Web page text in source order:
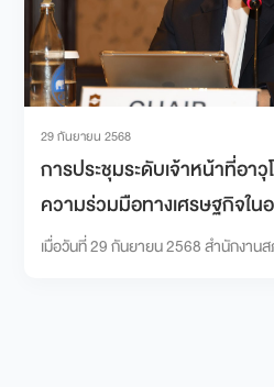
29 กันยายน 2568
การประชุมระดับเจ้าหน้าที่อา
ความร่วมมือทางเศรษฐกิจใ
ประเทศ
เมื่อวันที่ 29 กันยายน 2568 สำนักงา